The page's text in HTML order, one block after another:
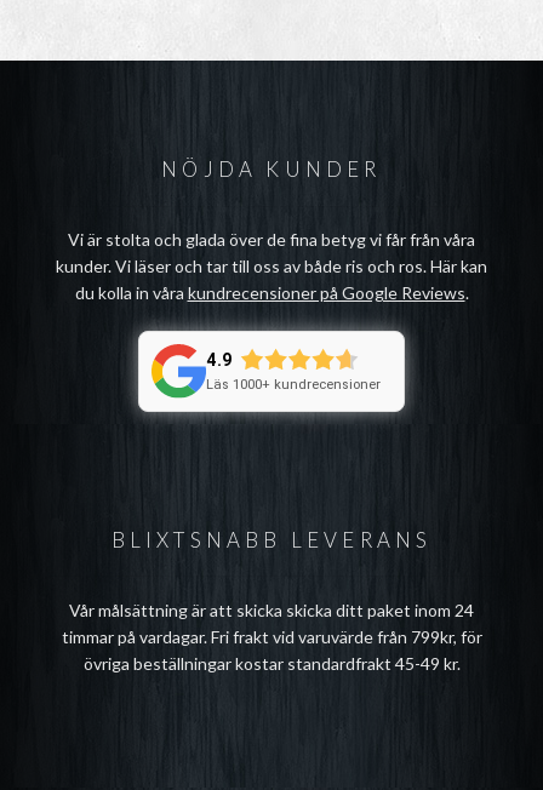
BLIXTSNABB LEVERANS
Vår målsättning är att skicka skicka ditt paket inom 24
timmar på vardagar. Fri frakt vid varuvärde från 799kr, för
övriga beställningar kostar standardfrakt 45-49 kr.
NÖJDA KUNDER
Vi är stolta och glada över de fina betyg vi får från våra
kunder. Vi läser och tar till oss av både ris och ros. Här kan
du kolla in våra kundrecensioner på Google Reviews.
4.9
Läs 1000+ kundrecensioner